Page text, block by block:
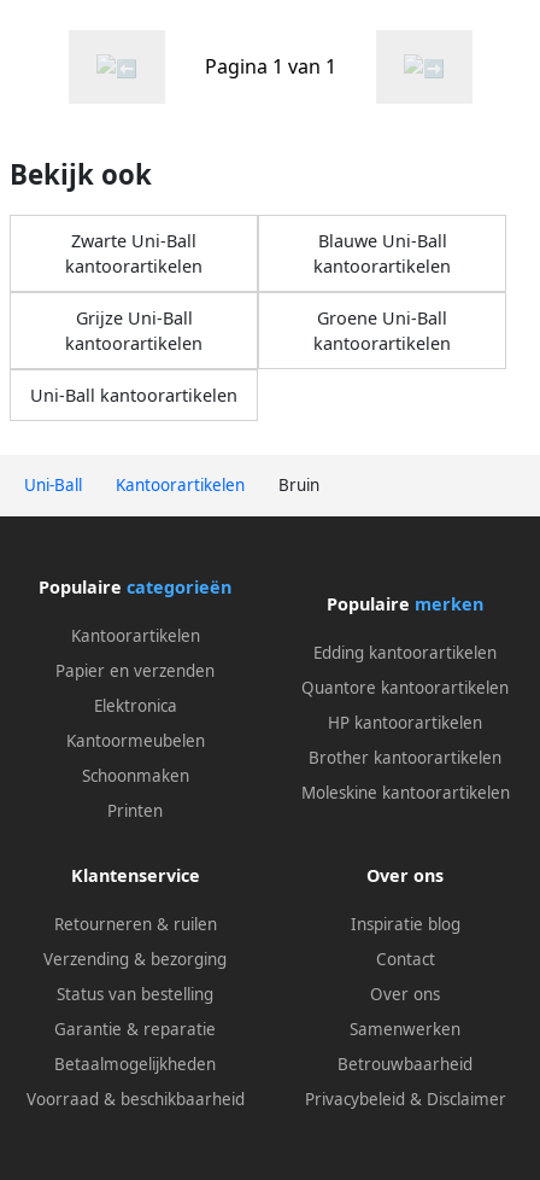
Uni-Ball Kantoorartikelen Bruin
Pagina 1 van 1
Bekijk ook
Zwarte Uni-Ball
kantoorartikelen
Blauwe Uni-Ball
kantoorartikelen
Grijze Uni-Ball
kantoorartikelen
Groene Uni-Ball
kantoorartikelen
Uni-Ball kantoorartikelen
Populaire categorieën
Kantoorartikelen
Papier en verzenden
Elektronica
Kantoormeubelen
Schoonmaken
Printen
Populaire merken
Edding kantoorartikelen
Quantore kantoorartikelen
HP kantoorartikelen
Brother kantoorartikelen
Moleskine kantoorartikelen
Klantenservice
Retourneren & ruilen
Verzending & bezorging
Status van bestelling
Garantie & reparatie
Betaalmogelijkheden
Voorraad & beschikbaarheid
Over ons
Inspiratie blog
Contact
Over ons
Samenwerken
Betrouwbaarheid
Privacybeleid & Disclaimer